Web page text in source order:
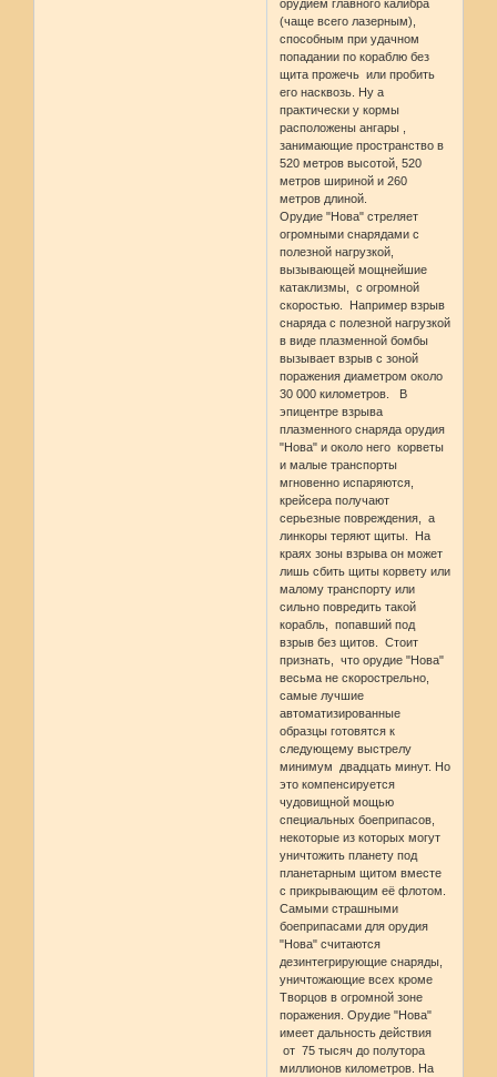
орудием главного калибра
(чаще всего лазерным),
способным при удачном
попадании по кораблю без
щита прожечь или пробить
его насквозь. Ну а
практически у кормы
расположены ангары ,
занимающие пространство в
520 метров высотой, 520
метров шириной и 260
метров длиной.
Орудие "Нова" стреляет
огромными снарядами с
полезной нагрузкой,
вызывающей мощнейшие
катаклизмы, с огромной
скоростью. Например взрыв
снаряда с полезной нагрузкой
в виде плазменной бомбы
вызывает взрыв с зоной
поражения диаметром около
30 000 километров. В
эпицентре взрыва
плазменного снаряда орудия
"Нова" и около него корветы
и малые транспорты
мгновенно испаряются,
крейсера получают
серьезные повреждения, а
линкоры теряют щиты. На
краях зоны взрыва он может
лишь сбить щиты корвету или
малому транспорту или
сильно повредить такой
корабль, попавший под
взрыв без щитов. Стоит
признать, что орудие "Нова"
весьма не скорострельно,
самые лучшие
автоматизированные
образцы готовятся к
следующему выстрелу
минимум двадцать минут. Но
это компенсируется
чудовищной мощью
специальных боеприпасов,
некоторые из которых могут
уничтожить планету под
планетарным щитом вместе
с прикрывающим её флотом.
Самыми страшными
боеприпасами для орудия
"Нова" считаются
дезинтегрирующие снаряды,
уничтожающие всех кроме
Творцов в огромной зоне
поражения. Орудие "Нова"
имеет дальность действия
от 75 тысяч до полутора
миллионов километров. На